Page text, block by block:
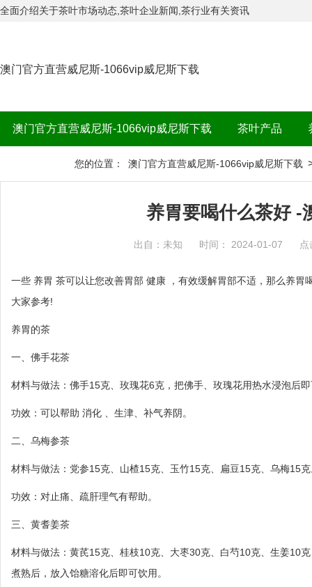
全面介绍关于茶叶市场动态,茶叶企业新闻,茶行业有关资讯
澳门官方直营威尼斯-1066vip威尼斯下载
澳门官方直营威尼斯-1066vip威尼斯下载 茶叶产品
您的位置： 澳门官方直营威尼斯-1066vip威尼斯下载
养胃要喝什么茶好 -
出自：未知 时间： 2024-01-07
一些 养胃 茶可以让您改善胃部 健康 ，有效缓解胃部不适，那么养
大家参考!
养胃的茶
一、佛手花茶
材料与做法：佛手15克、玫瑰花6克，把佛手、玫瑰花用热水浸泡后
功效：可以帮助 消化 、生津、补气养阴。
二、乌梅参茶
材料与做法：党参15克、山楂15克、玉竹15克、扁豆15克、乌梅15
功效：对止痛、疏肝理气有帮助。
三、黄耆姜茶
材料与做法：黄芪15克、桂枝10克、大枣30克、白芍10克、生姜10
煮熟后，放入饴糖溶化后即可饮用。